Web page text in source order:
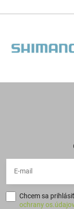
Chcem sa
ochrany